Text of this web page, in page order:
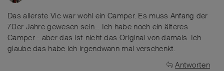
Das allerste Vic war wohl ein Camper. Es muss Anfang der
70er Jahre gewesen sein… Ich habe noch ein älteres
Camper - aber das ist nicht das Original von damals. Ich
glaube das habe ich irgendwann mal verschenkt.
Antworten